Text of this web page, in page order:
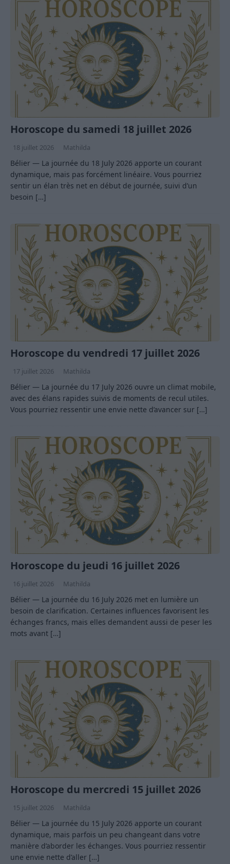
Horoscope du samedi 18 juillet 2026
18 juillet 2026 Mathilda
Bélier — La journée du 18 July 2026 apporte un courant
dynamique, mais pas forcément linéaire. Vous pourriez
sentir un élan très net en début de journée, suivi d’un
besoin […]
Horoscope du vendredi 17 juillet 2026
17 juillet 2026 Mathilda
Bélier — La journée du 17 July 2026 ouvre un climat mobile,
avec des élans rapides suivis de moments de recul utiles.
Vous pourriez ressentir une envie nette d’avancer sur […]
Horoscope du jeudi 16 juillet 2026
16 juillet 2026 Mathilda
Bélier — La journée du 16 July 2026 met en lumière un
besoin de clarification. Certaines influences favorisent les
échanges francs, mais elles demandent aussi de peser les
mots avant […]
Horoscope du mercredi 15 juillet 2026
15 juillet 2026 Mathilda
Bélier — La journée du 15 July 2026 apporte un courant
dynamique, mais parfois un peu changeant dans votre
manière d’aborder les échanges. Vous pourriez ressentir
une envie nette d’aller […]